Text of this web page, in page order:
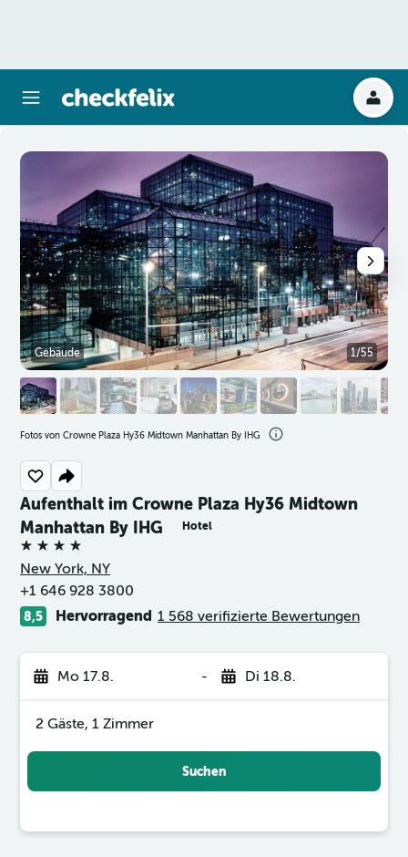
Aufenthalt im Crowne Plaza Hy36 Midtown
Manhattan By IHG
Hotel
4 Sterne
New York, NY
+1 646 928 3800
8,5 Hervorragend 1 568 verifizierte Bewertungen
Mo 17.8. - Di 18.8.
2 Gäste, 1 Zimmer
Suchen
Gebäude 1/55
Fotos von Crowne Plaza Hy36 Midtown Manhattan By IHG